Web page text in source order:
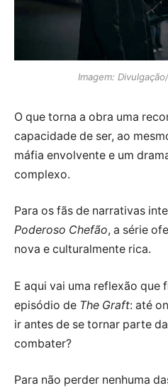
Imagem:
O que torna a obra uma
capacidade de ser, ao
máfia envolvente e um
complexo.
Para os fãs de narrativas
Poderoso Chefão, a série
nova e culturalmente rica.
E aqui vai uma reflexão que
episódio de The Graft: até
ir antes de se tornar parte
combater?
Para não perder nenhuma